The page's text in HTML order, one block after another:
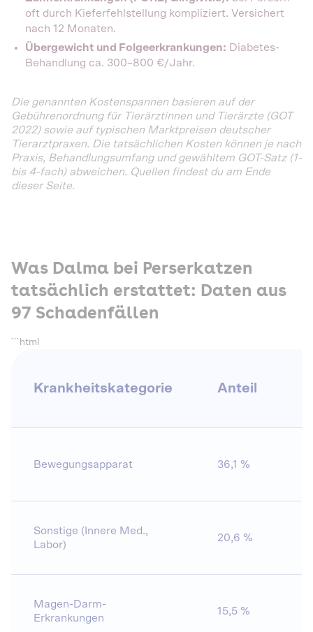
oft durch Kieferfehlstellung kompliziert. Versichert
nach 12 Monaten.
Übergewicht und Folgeerkrankungen: Diabetes-
Behandlung ca. 300–800 €/Jahr.
Die genannten Kostenspannen basieren auf der
Gebührenordnung für Tierärztinnen und Tierärzte (GOT
2022) sowie auf typischen Marktpreisen deutscher
Tierarztpraxen. Die tatsächlichen Kosten können je nach
Praxis, Behandlungsumfang und gewähltem GOT-Satz (1-
bis 4-fach) abweichen. Quellen findest du am Ende
dieser Seite.
Was Dalma bei Perserkatzen
tatsächlich erstattet: Daten aus
97 Schadenfällen
```html
Krankheitskategorie Anteil
Bewegungsapparat 36,1 %
Sonstige (Innere Med.,
Labor)
20,6 %
Magen-Darm-
Erkrankungen
15,5 %